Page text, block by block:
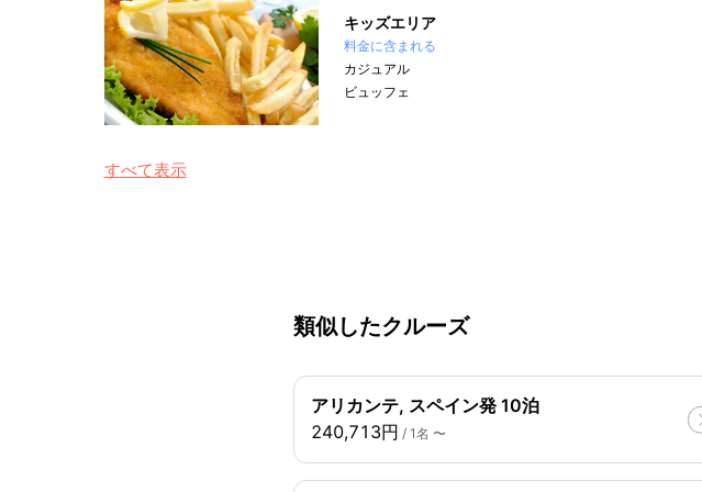
キッズエリア
料金に含まれる
カジュアル
ビュッフェ
すべて表示
類似したクルーズ
アリカンテ, スペイン発 10泊
240,713円 / 1名 〜